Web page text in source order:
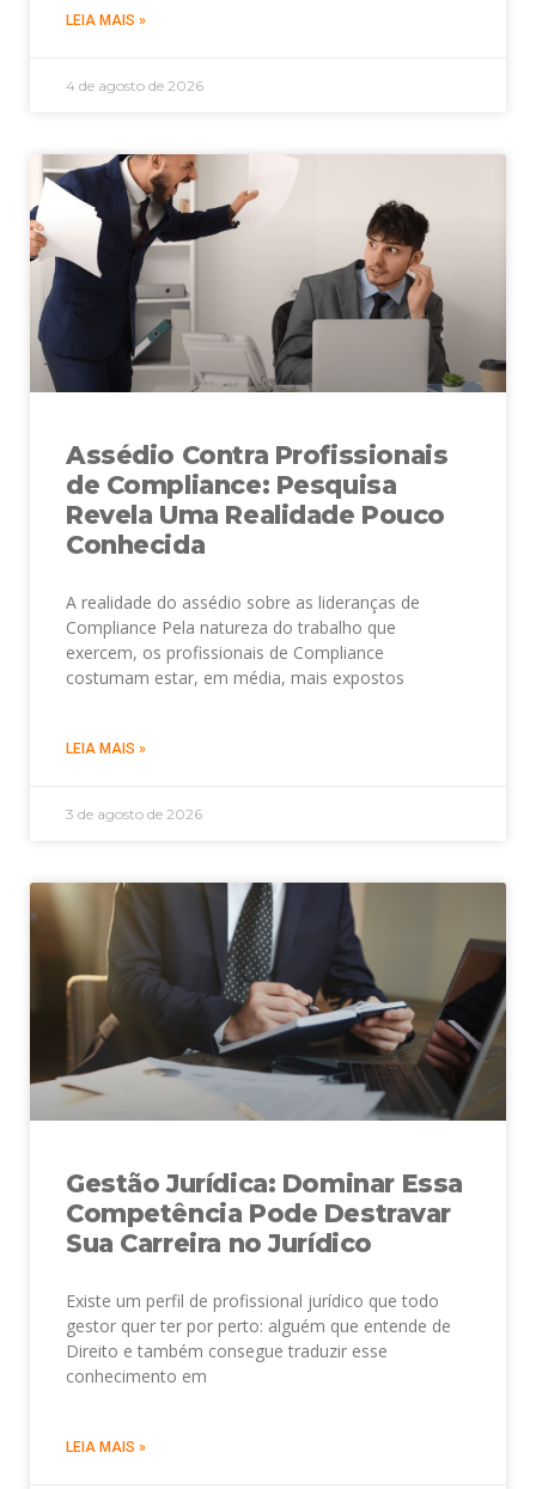
LEIA MAIS »
4 de agosto de 2026
Assédio Contra Profissionais
de Compliance: Pesquisa
Revela Uma Realidade Pouco
Conhecida
A realidade do assédio sobre as lideranças de
Compliance Pela natureza do trabalho que
exercem, os profissionais de Compliance
costumam estar, em média, mais expostos
LEIA MAIS »
3 de agosto de 2026
Gestão Jurídica: Dominar Essa
Competência Pode Destravar
Sua Carreira no Jurídico
Existe um perfil de profissional jurídico que todo
gestor quer ter por perto: alguém que entende de
Direito e também consegue traduzir esse
conhecimento em
LEIA MAIS »